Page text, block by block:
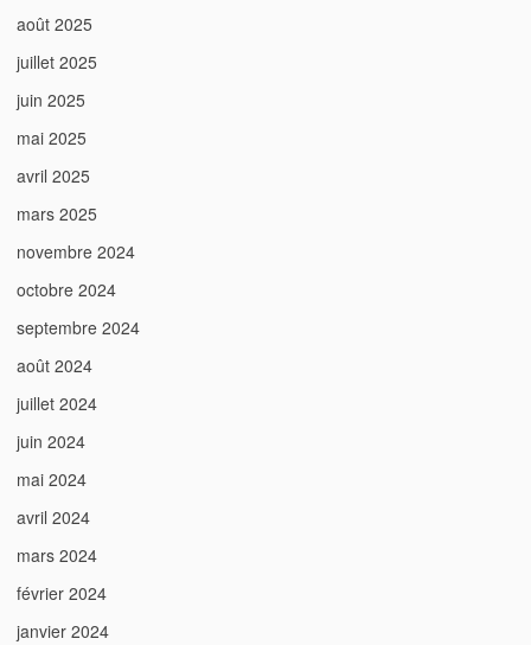
août 2025
juillet 2025
juin 2025
mai 2025
avril 2025
mars 2025
novembre 2024
octobre 2024
septembre 2024
août 2024
juillet 2024
juin 2024
mai 2024
avril 2024
mars 2024
février 2024
janvier 2024